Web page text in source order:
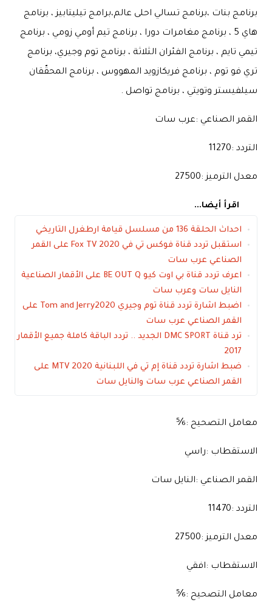
برنامج بنات ،برنامج تسالي احلى عالم،برامج تيليتابيز ، برنامج
هاي 5 ، برنامج مغامرات دورا ، برنامج تيم أومي زومي ، برنامج
تيمي تايم ، برنامج الفئران الثلاثة ، برنامج توم وجيري، برنامج
تري فو توم ، برنامج فريكازويد المهووس ، برنامج المحقّقان
سيلفيستر وتويتي ، برنامج تواصل .
القمر الصناعي :عرب سات
التردد :11270
معدل الترميز :27500
اقرأ أيضا...
احداث الحلقة 136 من مسلسل قيامة ارطغرل التاريخي
استقبل تردد قناة فوكس تي في Fox TV 2020 على القمر
الصناعي عرب سات
اعرف تردد قناة بي اوت كيو BE OUT Q على الأقمار الصناعية
النايل سات وعرب سات
اضبط اشارة تردد قناة توم وجيري Tom and Jerry2020 على
القمر الصناعي عرب سات
ترد قناة DMC SPORT الجديد .. تردد الباقة كاملة جميع الأقمار
2017
ضبط اشارة تردد قناة إم تي في اللبنانية MTV 2020 على
القمر الصناعي عرب سات والنايل سات
معامل التصحيح :⅚
الاستقطاب :راسي
القمر الصناعي :النايل سات
التردد :11470
معدل الترميز :27500
الاستقطاب :افقي
معامل التصحيح :⅚